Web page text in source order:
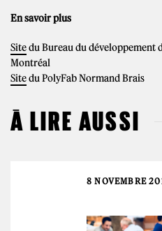
En savoir plus
Sitedu Bureau du développement
Montréal
Sitedu PolyFab Normand Brais
À LIRE AUSSI
8 NOVEMBRE